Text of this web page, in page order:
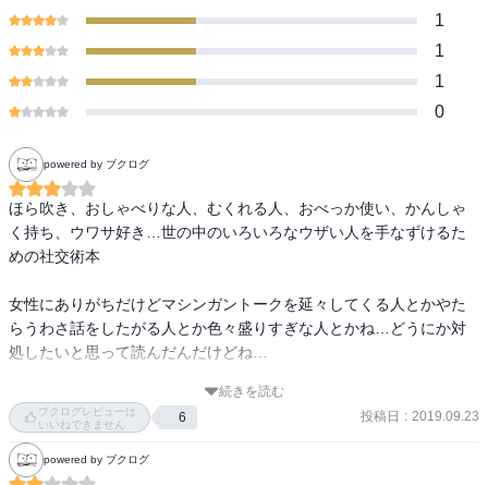
むろん可能なのです。
そうすればストレスもなくなり、リラックスできるだけでなく、
相手もそのために自分を変えなくても済むのです。
さらに、自分が「やっかいな人」になったときのアドバイスも。
1
1
1
0
powered by ブクログ
ほら吹き、おしゃべりな人、むくれる人、おべっか使い、かんしゃ
く持ち、ウワサ好き…世の中のいろいろなウザい人を手なずけるた
めの社交術本
女性にありがちだけどマシンガントークを延々してくる人とかやた
らうわさ話をしたがる人とか色々盛りすぎな人とかね…どうにか対
処したいと思って読んだんだけどね…
参考になったといえばなったのかもしれんけど
「いやはやなかなかこんな対処はできないよ」というものも…
まあでも、冒頭に書いているように
続きを読む
ブクログレビューは
いいねできません
6 投稿日 : 2019.09.23
powered by ブクログ